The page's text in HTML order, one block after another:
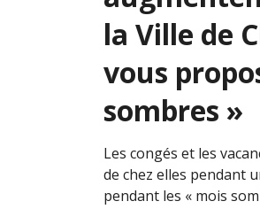
la Ville de
vous
sombres »
Les congés et les
de chez elles pendant
pendant les « mois